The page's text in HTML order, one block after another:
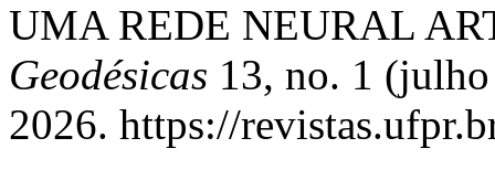
UMA REDE NEURAL
Geodésicas 13, no. 1
2026. https://